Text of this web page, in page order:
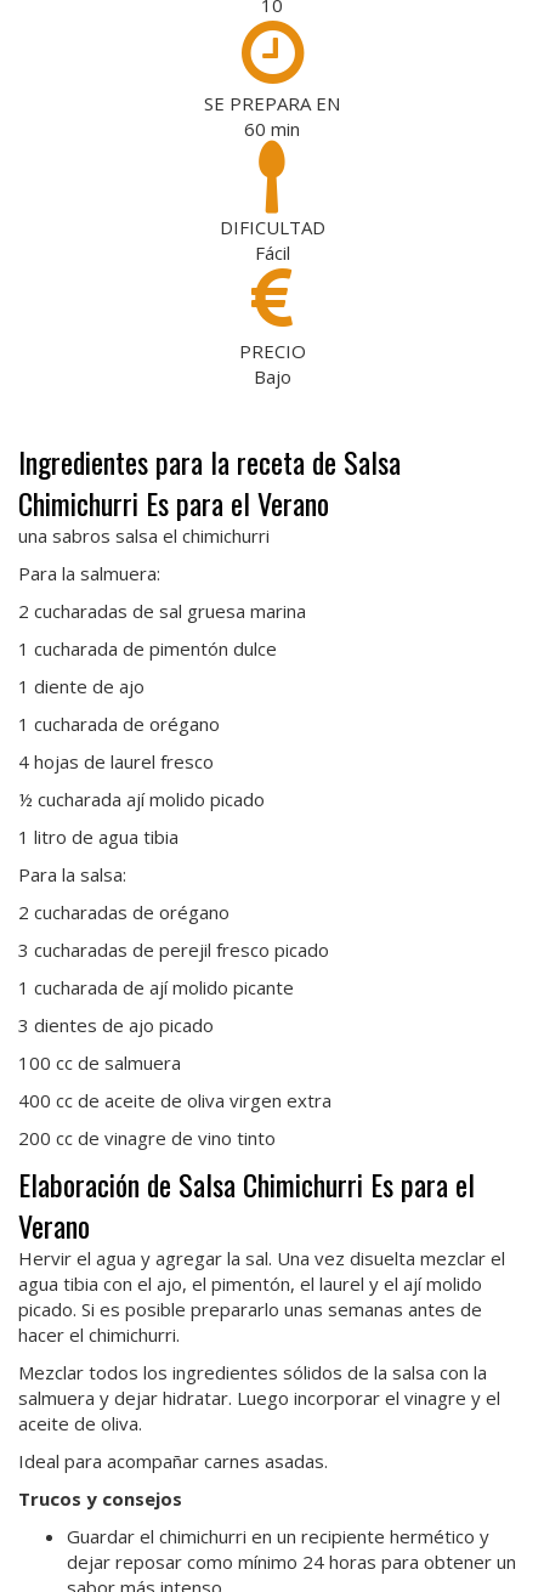
10
SE PREPARA EN
60 min
DIFICULTAD
Fácil
PRECIO
Bajo
Ingredientes para la receta de Salsa
Chimichurri Es para el Verano
una sabros salsa el chimichurri
Para la salmuera:
2 cucharadas de sal gruesa marina
1 cucharada de pimentón dulce
1 diente de ajo
1 cucharada de orégano
4 hojas de laurel fresco
½ cucharada ají molido picado
1 litro de agua tibia
Para la salsa:
2 cucharadas de orégano
3 cucharadas de perejil fresco picado
1 cucharada de ají molido picante
3 dientes de ajo picado
100 cc de salmuera
400 cc de aceite de oliva virgen extra
200 cc de vinagre de vino tinto
Elaboración de Salsa Chimichurri Es para el
Verano
Hervir el agua y agregar la sal. Una vez disuelta mezclar el
agua tibia con el ajo, el pimentón, el laurel y el ají molido
picado. Si es posible prepararlo unas semanas antes de
hacer el chimichurri.
Mezclar todos los ingredientes sólidos de la salsa con la
salmuera y dejar hidratar. Luego incorporar el vinagre y el
aceite de oliva.
Ideal para acompañar carnes asadas.
Trucos y consejos
Guardar el chimichurri en un recipiente hermético y
dejar reposar como mínimo 24 horas para obtener un